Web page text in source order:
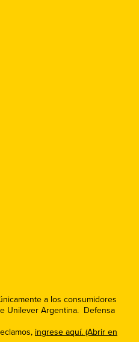
a los consumidores
Unilever Argentina. Defensa
ingrese aquí. (Abrir en